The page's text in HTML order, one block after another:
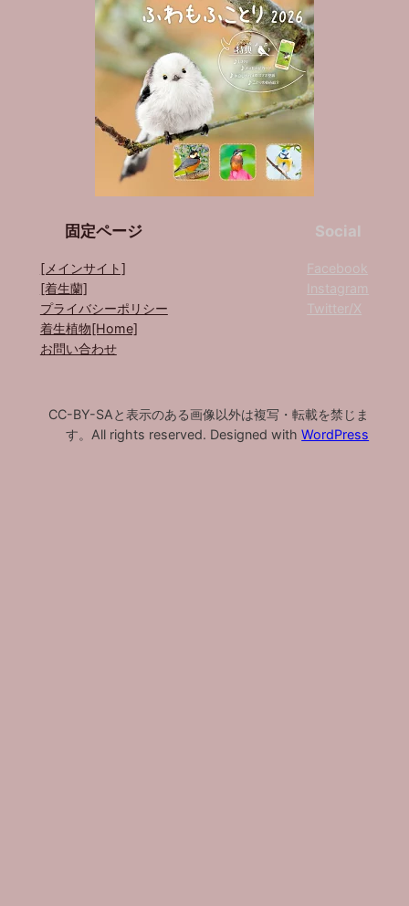
固定ページ
[メインサイト]
[着生蘭]
プライバシーポリシー
着生植物[Home]
お問い合わせ
Social
Facebook
Instagram
Twitter/X
CC-BY-SAと表示のある画像以外は複写・転載を禁じま
す。All rights reserved. Designed withWordPress